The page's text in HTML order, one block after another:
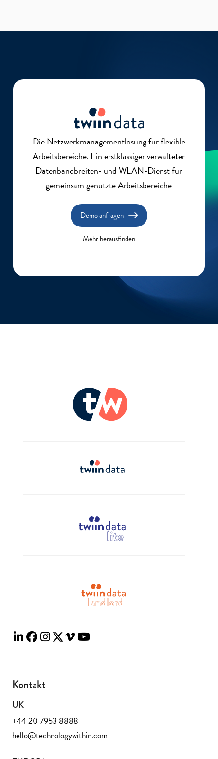
Die Netzwerkmanagementlösung für flexible
Arbeitsbereiche. Ein erstklassiger verwalteter
Datenbandbreiten- und WLAN-Dienst für
gemeinsam genutzte Arbeitsbereiche
Demo anfragen
Mehr herausfinden
Kontakt
UK
+44 20 7953 8888
hello@technologywithin.com